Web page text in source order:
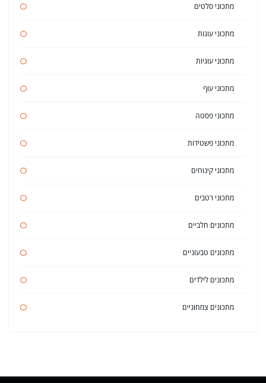
מתכוני סלטים
מתכוני עוגות
מתכוני עוגיות
מתכוני עוף
מתכוני פסטה
מתכוני פשטידות
מתכוני קינוחים
מתכוני רטבים
מתכונים חלביים
מתכונים טבעוניים
מתכונים לילדים
מתכונים צמחוניים